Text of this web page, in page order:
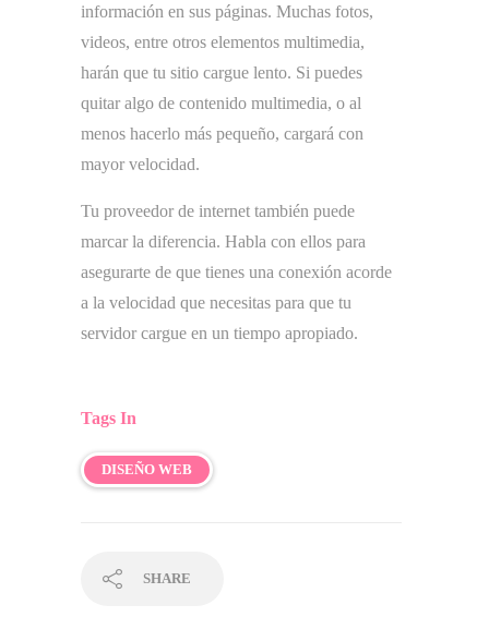
información en sus páginas. Muchas fotos,
videos, entre otros elementos multimedia,
harán que tu sitio cargue lento. Si puedes
quitar algo de contenido multimedia, o al
menos hacerlo más pequeño, cargará con
mayor velocidad.
Tu proveedor de internet también puede
marcar la diferencia. Habla con ellos para
asegurarte de que tienes una conexión acorde
a la velocidad que necesitas para que tu
servidor cargue en un tiempo apropiado.
Tags In
DISEÑO WEB
SHARE